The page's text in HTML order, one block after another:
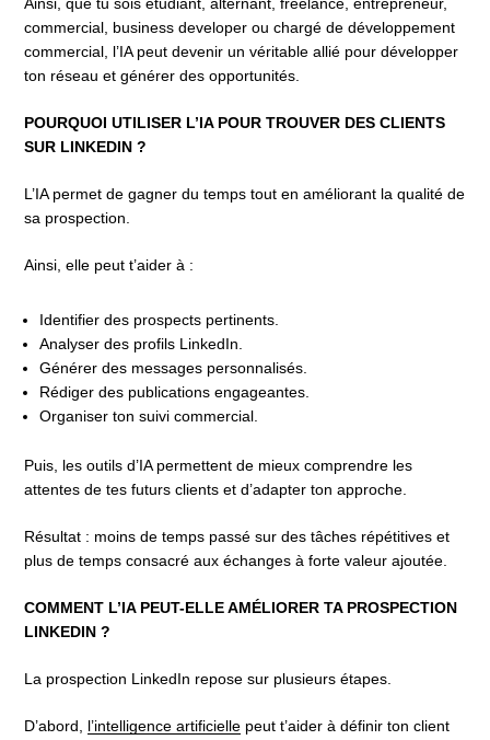
commercial, business developer ou chargé de développement
commercial, l’IA peut devenir un véritable allié pour développer
ton réseau et générer des opportunités.
POURQUOI UTILISER L’IA POUR TROUVER DES CLIENTS
SUR LINKEDIN ?
L’IA permet de gagner du temps tout en améliorant la qualité de
sa prospection.
Ainsi, elle peut t’aider à :
Identifier des prospects pertinents.
Analyser des profils LinkedIn.
Générer des messages personnalisés.
Rédiger des publications engageantes.
Organiser ton suivi commercial.
Puis, les outils d’IA permettent de mieux comprendre les
attentes de tes futurs clients et d’adapter ton approche.
Résultat : moins de temps passé sur des tâches répétitives et
plus de temps consacré aux échanges à forte valeur ajoutée.
COMMENT L’IA PEUT-ELLE AMÉLIORER TA PROSPECTION
LINKEDIN ?
La prospection LinkedIn repose sur plusieurs étapes.
D’abord, l’intelligence artificielle peut t’aider à définir ton client